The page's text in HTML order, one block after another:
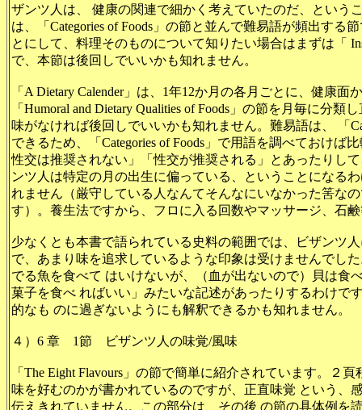
ザンツ人は、 健康の関連で細かく考えていたのだ、という
は、「 Categories of Foods」の節と並んで難易語が頻出す
とにして、料理そのものについて知りたい場合はまずは「
で、本節は後回しでいいかも知れません。
「A Dietary Calender」は、1年12か月の各月ごとに、健康
「Humoral and Dietary Qualities of Foods」の節を月毎に分
味がなければ後回しでいいかも知れません。難易語は、 「
できるため、「Categories of Foods」で用語を調べておけ
性交は推奨されない」「性交が推奨される」とあったりし
ンツ人は特定の月の出生に偏っている、ということになる
れません（厳守している人なんてそんなにいなかった筈な
す）。養生法ですから、フロに入る回数やマッサージ、石
少なくとも本書で語られている史料の範囲では、ビザンツ
で、あまり味を追求しているような印象は受けませんでし
でる魚を食べて はいけないが、（血が出ないので）貝は
菓子を食べ ればいい」みたいな記述があったりするわけで
的なも のに過ぎないようにも解釈できるかも知れません。
４）6 章 1節 ビザンツ人の味覚/風味
「The Eight Flavours」の節で簡単に紹介されています。２
味を好むのかが書かれているのですが、正直味覚 という、
伝えきれていません。この部分は、その後 の節の具体例を